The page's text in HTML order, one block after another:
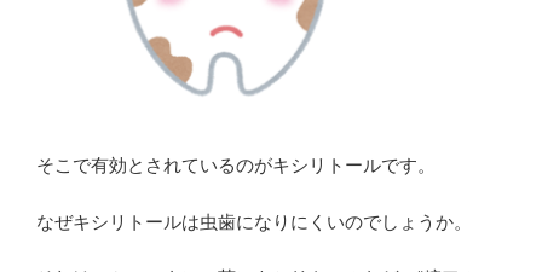
そこで有効とされているのがキシリトールです。
なぜキシリトールは虫歯になりにくいのでしょうか。